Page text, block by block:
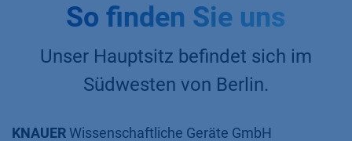
So finden Sie uns
Unser Hauptsitz befindet sich im
Südwesten von Berlin.
KNAUER Wissenschaftliche Geräte GmbH